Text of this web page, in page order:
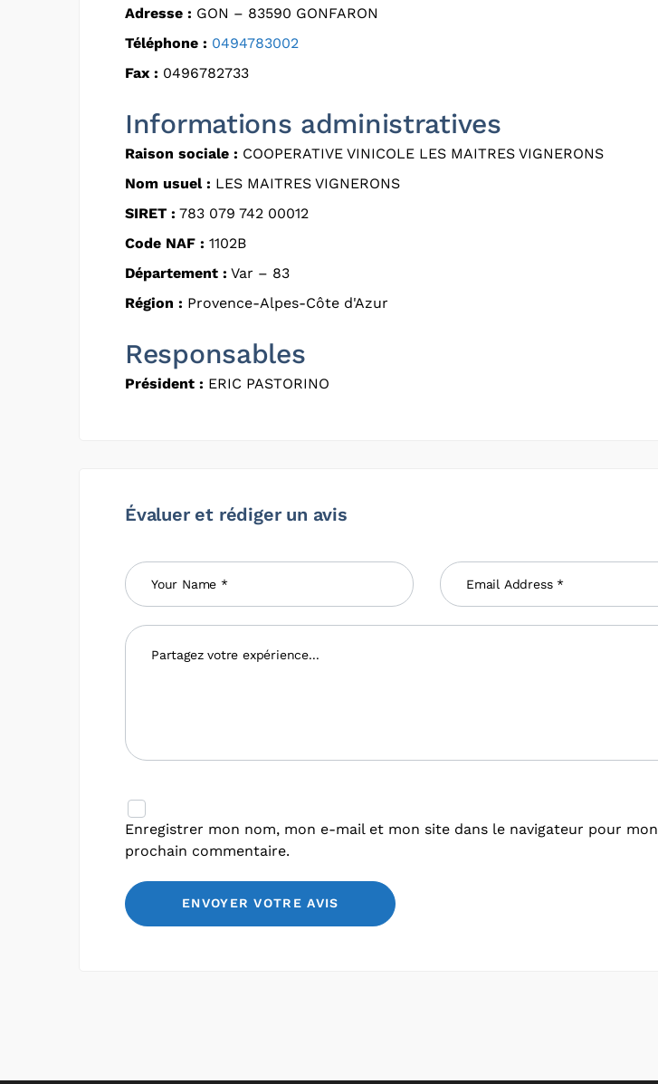
Adresse : GON – 83590 GONFARON
Téléphone : 0494783002
Fax : 0496782733
Informations administratives
Raison sociale : COOPERATIVE VINICOLE LES MAITRES VIGNERONS
Nom usuel : LES MAITRES VIGNERONS
SIRET : 783 079 742 00012
Code NAF : 1102B
Département : Var – 83
Région : Provence-Alpes-Côte d'Azur
Responsables
Président : ERIC PASTORINO
Évaluer et rédiger un avis
Enregistrer mon nom, mon e-mail et mon site dans le navigateur pour mon
prochain commentaire.